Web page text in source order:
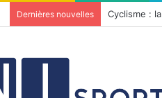
Dernières nouvelles Le